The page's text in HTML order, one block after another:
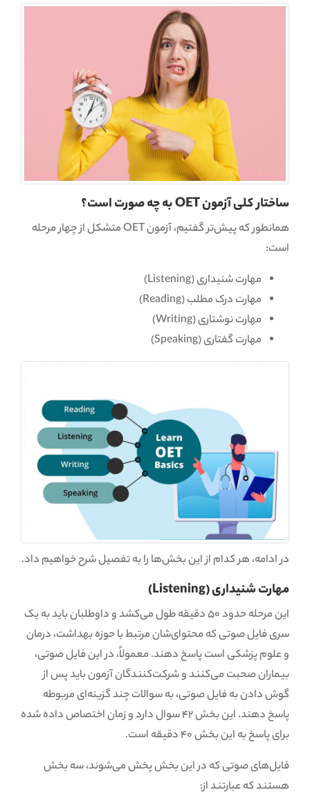
ساختار کلی آزمون OET به چه صورت است؟
همانطور که پیش‌تر گفتیم، آزمون OET متشکل از چهار مرحله
است:
مهارت شنیداری (Listening)
مهارت درک مطلب (Reading)
مهارت نوشتاری (Writing)
مهارت گفتاری (Speaking)
در ادامه، هر کدام از این بخش‌ها را به تفصیل شرح خواهیم داد.
مهارت شنیداری (Listening)
این مرحله حدود 50 دقیقه طول می‌کشد و داوطلبان باید به یک
سری فایل صوتی که محتوای‌شان مرتبط با حوزه بهداشت، درمان
و علوم پزشکی است پاسخ دهند. معمولاً، در این فایل صوتی،
بیماران صحبت می‌کنند و شرکت‌کنندگان آزمون باید پس از
گوش دادن به فایل صوتی، به سوالات چند گزینه‌ای مربوطه
پاسخ دهند. این بخش 42 سوال دارد و زمان اختصاص داده شده
برای پاسخ به این بخش 40 دقیقه است.
فایل‌های صوتی که در این بخش پخش می‌شوند، سه بخش
هستند که عبارتند از: